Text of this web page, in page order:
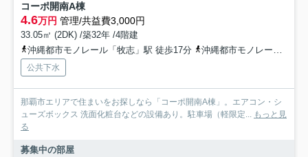
コーポ開南A棟
4.6万円 管理/共益費3,000円
33.05㎡ (2DK) /築32年 /4階建
沖縄都市モノレール「牧志」駅 徒歩17分
沖縄都市モノレール「安里」駅 徒歩17分
公共下水
那覇市エリアで住まいをお探しなら「コーポ開南A棟」。エアコン・シ
ューズボックス 洗面化粧台などの設備あり。駐車場（軽限定... もっと見
る
募集中の部屋